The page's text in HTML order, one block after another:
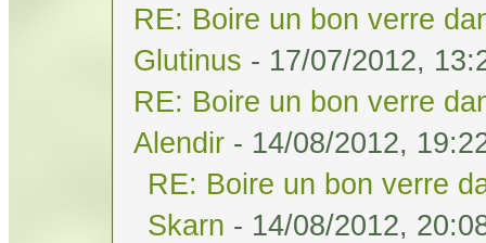
RE: Boire un bon verre
Glutinus - 17/07/2012,
RE: Boire un bon verre
Alendir - 14/08/2012,
RE: Boire un bon verre
Skarn - 14/08/2012,